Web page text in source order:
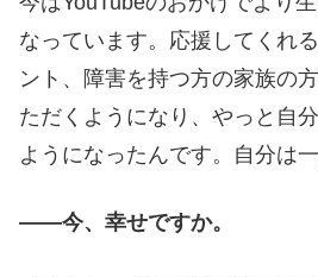
なっています。応援してくれ
ント、障害を持つ方の家族の
ただくようになり、やっと自
ようになったんです。自分は
――今、幸せですか。